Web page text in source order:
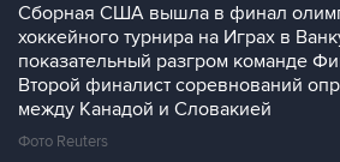
Сборная США вышла в финал
хоккейного турнира на Играх в
показательный разгром команде
Второй финалист соревнований
между Канадой и Словакией
Фото Reuters